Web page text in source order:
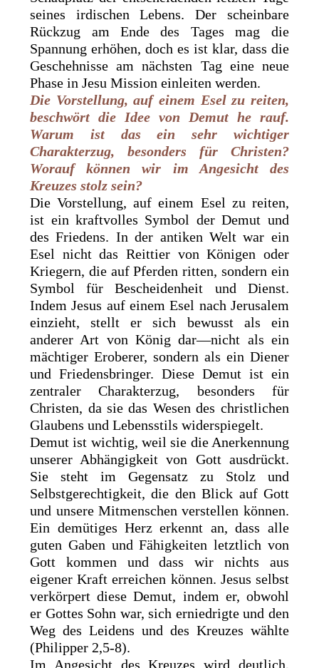
seines irdischen Lebens. Der scheinbare
Rückzug am Ende des Tages mag die
Spannung erhöhen, doch es ist klar, dass die
Geschehnisse am nächsten Tag eine neue
Phase in Jesu Mission einleiten werden.
Die Vorstellung, auf einem Esel zu reiten,
beschwört die Idee von Demut he rauf.
Warum ist das ein sehr wichtiger
Charakterzug, besonders für Christen?
Worauf können wir im Angesicht des
Kreuzes stolz sein?
Die Vorstellung, auf einem Esel zu reiten,
ist ein kraftvolles Symbol der Demut und
des Friedens. In der antiken Welt war ein
Esel nicht das Reittier von Königen oder
Kriegern, die auf Pferden ritten, sondern ein
Symbol für Bescheidenheit und Dienst.
Indem Jesus auf einem Esel nach Jerusalem
einzieht, stellt er sich bewusst als ein
anderer Art von König dar—nicht als ein
mächtiger Eroberer, sondern als ein Diener
und Friedensbringer. Diese Demut ist ein
zentraler Charakterzug, besonders für
Christen, da sie das Wesen des christlichen
Glaubens und Lebensstils widerspiegelt.
Demut ist wichtig, weil sie die Anerkennung
unserer Abhängigkeit von Gott ausdrückt.
Sie steht im Gegensatz zu Stolz und
Selbstgerechtigkeit, die den Blick auf Gott
und unsere Mitmenschen verstellen können.
Ein demütiges Herz erkennt an, dass alle
guten Gaben und Fähigkeiten letztlich von
Gott kommen und dass wir nichts aus
eigener Kraft erreichen können. Jesus selbst
verkörpert diese Demut, indem er, obwohl
er Gottes Sohn war, sich erniedrigte und den
Weg des Leidens und des Kreuzes wählte
(Philipper 2,5-8).
Im Angesicht des Kreuzes wird deutlich,